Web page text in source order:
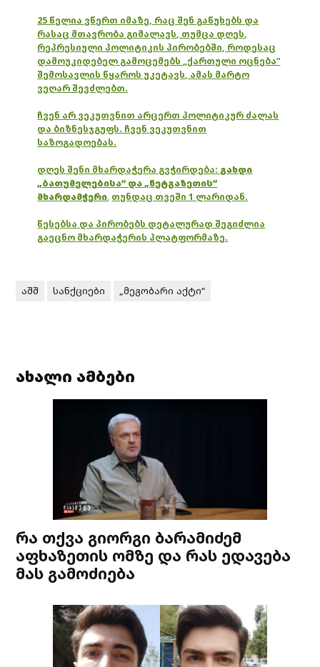
25 წელია ვწერთ იმაზე, რაც შენ გაწუხებს და
რასაც მთავრობა გიმალავს, თუმცა დღეს,
რეპრესიული პოლიტიკის პირობებში, როდესაც
დამოუკიდებელ გამოცემებს „ქართული ოცნება“
შემოსავლის წყაროს უკეტავს, ამას მარტო
ვეღარ შევძლებთ.
ჩვენ არ ვეკუთვნით არცერთ პოლიტიკურ ძალას
და ბიზნესჯგუფს. ჩვენ ვეკუთვნით
საზოგადოებას.
დღეს შენი მხარდაჭერა გვჭირდება: გახდი
„ბათუმელებისა“ და „ნეტგაზეთის“
მხარდამჭერი, თუნდაც თვეში 1 ლარიდან.
წესებსა და პირობებს დეტალურად შეგიძლია
გაეცნო მხარდაჭერის პლატფორმაზე.
აშშ სანქციები „მეგობარი აქტი“
ახალი ამბები
რა თქვა გიორგი ბარამიძემ
აფხაზეთის ომზე და რას ედავება
მას გამოძიება